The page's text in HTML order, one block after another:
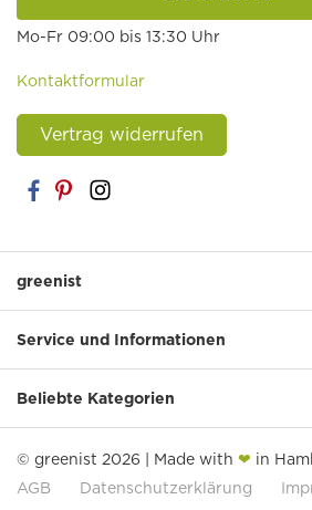
Mo-Fr 09:00 bis 13:30 Uhr
Kontaktformular
Vertrag widerrufen
greenist
Service und Informationen
Beliebte Kategorien
© greenist 2026 | Made with ❤ in
AGB
Datenschutzerklärung